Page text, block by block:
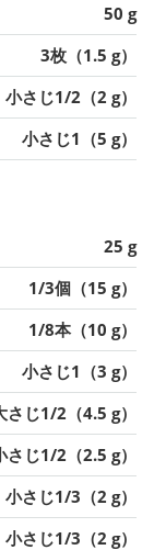
50 g
3枚（1.5 g）
小さじ1/2（2 g）
小さじ1（5 g）
25 g
1/3個（15 g）
1/8本（10 g）
小さじ1（3 g）
さじ1/2（4.5 g）
さじ1/2（2.5 g）
小さじ1/3（2 g）
小さじ1/3（2 g）